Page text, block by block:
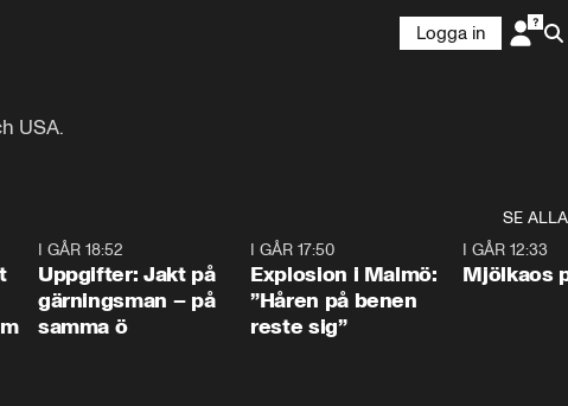
Logga in
USA.
SE ALLA
I GÅR 18:52
Uppgifter: Jakt på
gärningsman – på
samma ö
I GÅR 17:50
Explosion i Malmö:
”Håren på benen
reste sig”
I GÅR 12:33
Mjölkaos